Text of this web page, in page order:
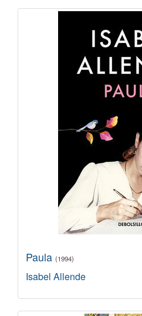
Paula (1994)
Isabel Allende